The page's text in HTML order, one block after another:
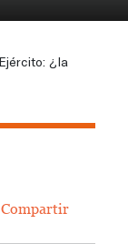
¿la
Compartir